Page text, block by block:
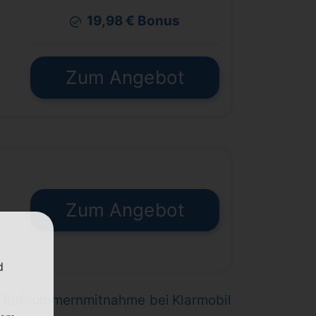
19,98 € Bonus
Zum Angebot
Zum Angebot
Rufnummernmitnahme bei Klarmobil